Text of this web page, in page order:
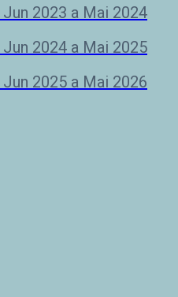
2023 a Mai 2024
2024 a Mai 2025
2025 a Mai 2026